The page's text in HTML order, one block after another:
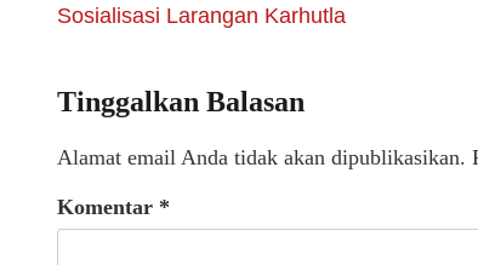
Sosialisasi Larangan Karhutla
Tinggalkan Balasan
Alamat email Anda tidak akan dipublikasikan.
Komentar *